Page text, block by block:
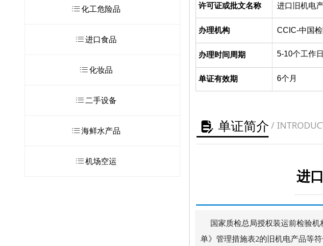
ꂇ化工危险品
ꂇ进口食品
ꂇ化妆品
ꂇ 二手设备
ꂇ海鲜水产品
ꂇ机场空运
CCIC-中国
5-10个工作日
6个月
进口旧机电
单证有效期
办理机构
办理时间周期
许可证或批文名称
넖 单证简介 /
进
国家质检总局授权装运前检验机
单》管理措施表2的旧机电产品等